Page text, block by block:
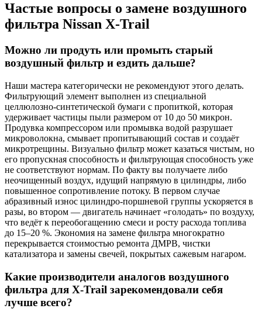
Частые вопросы о замене воздушного
фильтра Nissan X-Trail
Можно ли продуть или промыть старый
воздушный фильтр и ездить дальше?
Наши мастера категорически не рекомендуют этого делать.
Фильтрующий элемент выполнен из специальной
целлюлозно-синтетической бумаги с пропиткой, которая
удерживает частицы пыли размером от 10 до 50 микрон.
Продувка компрессором или промывка водой разрушает
микроволокна, смывает пропитывающий состав и создаёт
микротрещины. Визуально фильтр может казаться чистым, но
его пропускная способность и фильтрующая способность уже
не соответствуют нормам. По факту вы получаете либо
неочищенный воздух, идущий напрямую в цилиндры, либо
повышенное сопротивление потоку. В первом случае
абразивный износ цилиндро-поршневой группы ускоряется в
разы, во втором — двигатель начинает «голодать» по воздуху,
что ведёт к переобогащению смеси и росту расхода топлива
до 15–20 %. Экономия на замене фильтра многократно
перекрывается стоимостью ремонта ДМРВ, чистки
катализатора и замены свечей, покрытых сажевым нагаром.
Какие производители аналогов воздушного
фильтра для X-Trail зарекомендовали себя
лучше всего?